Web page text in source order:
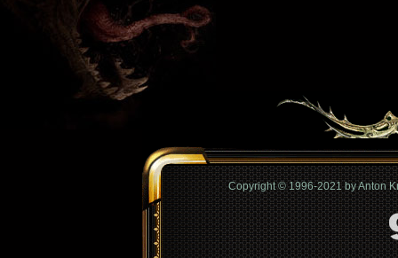
Copyright © 1996-2021 by Anton